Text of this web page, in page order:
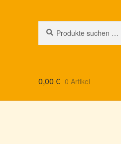
nach:
0,00 € 0 Artikel